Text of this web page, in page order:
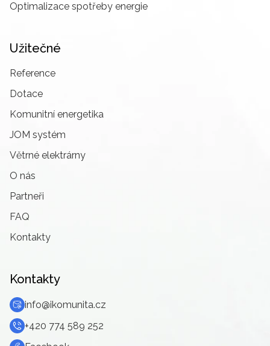
Optimalizace spotřeby energie
Užitečné
Reference
Dotace
Komunitní energetika
JOM systém
Větrné elektrárny
O nás
Partneři
FAQ
Kontakty
Kontakty
info@ikomunita.cz
+420 774 589 252